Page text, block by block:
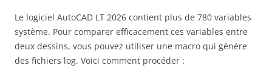
Le logiciel AutoCAD LT 2026 contient plus de 780 variables
système. Pour comparer efficacement ces variables entre
deux dessins, vous pouvez utiliser une macro qui génère
des fichiers log. Voici comment procéder :